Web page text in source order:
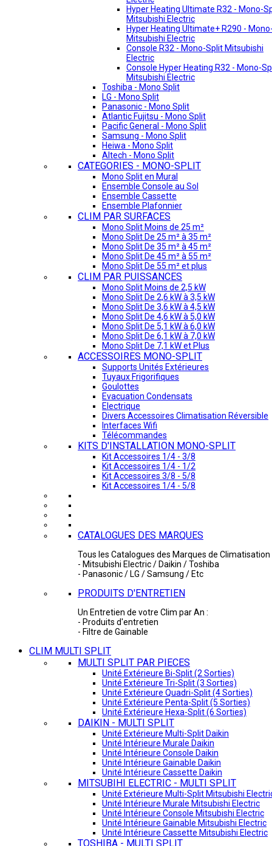
Hyper Heating Ultimate R32 - Mono-
Mitsubishi Electric
Hyper Heating Ultimate+ R290 -
Mitsubishi Electric
Console R32 - Mono-Split Mitsubishi
Electric
Console Hyper Heating R32 - Mono-
Mitsubishi Electric
Toshiba - Mono Split
LG - Mono Split
Panasonic - Mono Split
Atlantic Fujitsu - Mono Split
Pacific General - Mono Split
Samsung - Mono Split
Heiwa - Mono Split
Altech - Mono Split
CATEGORIES - MONO-SPLIT
Mono Split en Mural
Ensemble Console au Sol
Ensemble Cassette
Ensemble Plafonnier
CLIM PAR SURFACES
Mono Split Moins de 25 m²
Mono Split De 25 m² à 35 m²
Mono Split De 35 m² à 45 m²
Mono Split De 45 m² à 55 m²
Mono Split De 55 m² et plus
CLIM PAR PUISSANCES
Mono Split Moins de 2,5 kW
Mono Split De 2,6 kW à 3,5 kW
Mono Split De 3,6 kW à 4,5 kW
Mono Split De 4,6 kW à 5,0 kW
Mono Split De 5,1 kW à 6,0 kW
Mono Split De 6,1 kW à 7,0 kW
Mono Split De 7,1 kW et Plus
ACCESSOIRES MONO-SPLIT
Supports Unités Extérieures
Tuyaux Frigorifiques
Goulottes
Evacuation Condensats
Electrique
Divers Accessoires Climatisation Réversible
Interfaces Wifi
Télécommandes
KITS D'INSTALLATION MONO-SPLIT
Kit Accessoires 1/4 - 3/8
Kit Accessoires 1/4 - 1/2
Kit Accessoires 3/8 - 5/8
Kit Accessoires 1/4 - 5/8
CATALOGUES DES MARQUES
Tous les Catalogues des Marques de Climatisation
- Mitsubishi Electric / Daikin / Toshiba
- Panasonic / LG / Samsung / Etc
PRODUITS D'ENTRETIEN
Un Entretien de votre Clim par An :
- Produits d'entretien
- Filtre de Gainable
CLIM MULTI SPLIT
MULTI SPLIT PAR PIECES
Unité Extérieure Bi-Split (2 Sorties)
Unité Extérieure Tri-Split (3 Sorties)
Unité Extérieure Quadri-Split (4 Sorties)
Unité Extérieure Penta-Split (5 Sorties)
Unité Extérieure Hexa-Split (6 Sorties)
DAIKIN - MULTI SPLIT
Unité Extérieure Multi-Split Daikin
Unité Intérieure Murale Daikin
Unité Intérieure Console Daikin
Unité Intérieure Gainable Daikin
Unité Intérieure Cassette Daikin
MITSUBIHI ELECTRIC - MULTI SPLIT
Unité Extérieure Multi-Split Mitsubishi
Unité Intérieure Murale Mitsubishi Electric
Unité Intérieure Console Mitsubishi Electric
Unité Intérieure Gainable Mitsubishi Electric
Unité Intérieure Cassette Mitsubishi Electric
TOSHIBA - MULTI SPLIT